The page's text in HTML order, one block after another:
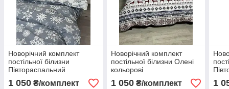
Новорічний комплект
постільної білизни
Півтораспальний
1 050 ₴/комплект
Новорічний комплект
постільної білизни Олені
кольорові
1 050₴/комплект 1